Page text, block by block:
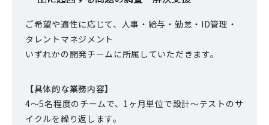
ご希望や適性に応じて、人事・給与・勤怠・ID管理・
タレントマネジメント
いずれかの開発チームに所属していただきます。
【具体的な業務内容】
4～5名程度のチームで、1ヶ月単位で設計～テストのサ
イクルを繰り返します。